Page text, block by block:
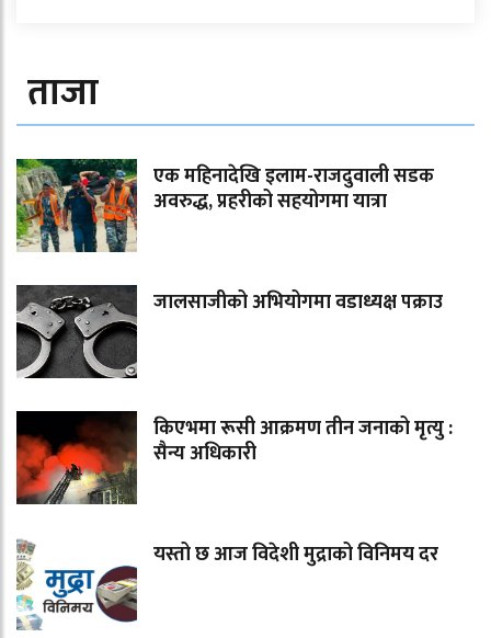
ताजा
एक महिनादेखि इलाम-राजदुवाली सडक
अवरुद्ध, प्रहरीको सहयोगमा यात्रा
जालसाजीको अभियोगमा वडाध्यक्ष पक्राउ
किएभमा रूसी आक्रमण तीन जनाको मृत्यु :
सैन्य अधिकारी
यस्तो छ आज विदेशी मुद्राको विनिमय दर